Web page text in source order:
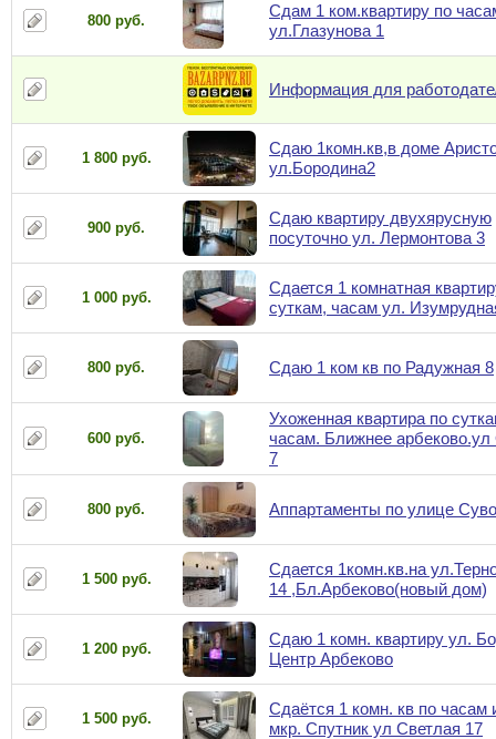
800 руб.
Сдам 1 ком.квартиру по
ул.Глазунова 1
Информация для
1 800 руб.
Сдаю 1комн.кв,в доме
ул.Бородина2
900 руб.
Сдаю квартиру двухярусную
посуточно ул. Лермонтова 3
1 000 руб.
Сдается 1 комнатная
суткам, часам ул.
800 руб. Сдаю 1 ком кв по Радужная 8
600 руб.
Ухоженная квартира по
часам. Ближнее
7
800 руб. Аппартаменты по улице
1 500 руб.
Сдается 1комн.кв.на
14 ,Бл.Арбеково(новый дом)
1 200 руб.
Сдаю 1 комн. квартиру ул.
Центр Арбеково
1 500 руб.
Сдаётся 1 комн. кв по часам
мкр. Спутник ул Светлая 17